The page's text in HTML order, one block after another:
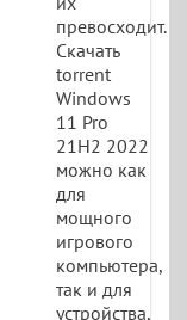
превосходит.
Скачать
torrent
Windows
11 Pro
21H2 2022
можно как
для
мощного
игрового
компьютера,
так и для
устройства,